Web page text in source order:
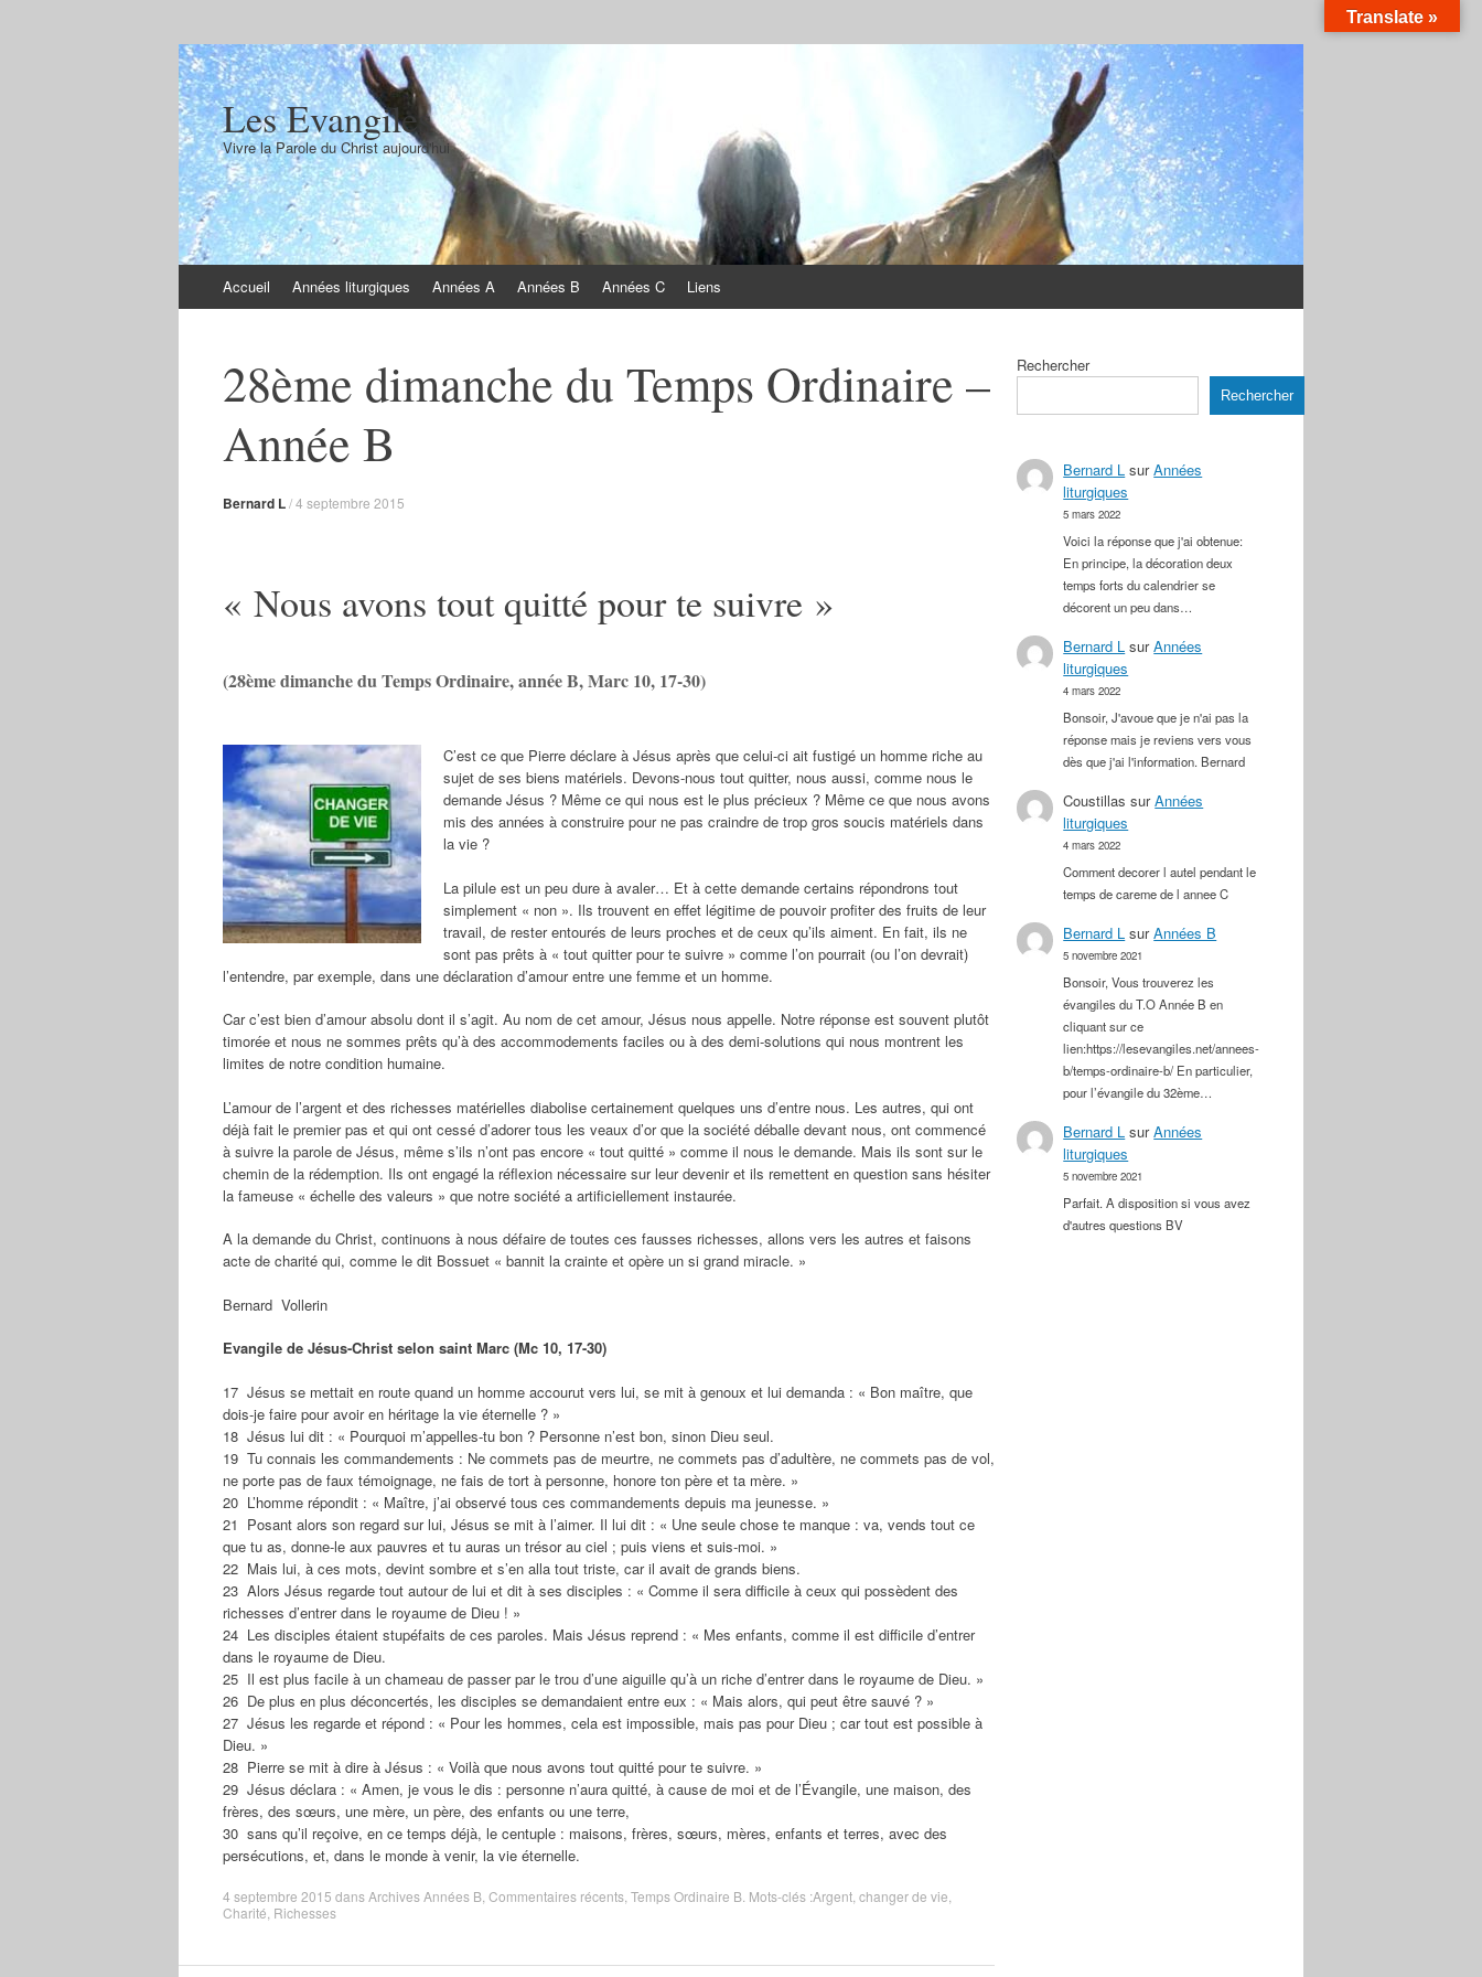
Les Evangiles
Vivre la Parole du Christ aujourd'hui
au
Accueil Années liturgiques Années A Années B Années C Liens
28ème dimanche du Temps Ordinaire –
Année B
Bernard L/4 septembre 2015
« Nous avons tout quitté pour te suivre »
(28ème dimanche du Temps Ordinaire, année B, Marc 10, 17-30)
C’est ce que Pierre déclare à Jésus après que celui-ci ait fustigé un homme riche au
sujet de ses biens matériels. Devons-nous tout quitter, nous aussi, comme nous le
demande Jésus ? Même ce qui nous est le plus précieux ? Même ce que nous avons
mis des années à construire pour ne pas craindre de trop gros soucis matériels dans
la vie ?
La pilule est un peu dure à avaler… Et à cette demande certains répondrons tout
simplement « non ». Ils trouvent en effet légitime de pouvoir profiter des fruits de leur
travail, de rester entourés de leurs proches et de ceux qu’ils aiment. En fait, ils ne
sont pas prêts à « tout quitter pour te suivre » comme l’on pourrait (ou l’on devrait)
l’entendre, par exemple, dans une déclaration d’amour entre une femme et un homme.
Car c’est bien d’amour absolu dont il s’agit. Au nom de cet amour, Jésus nous appelle. Notre réponse est souvent plutôt
timorée et nous ne sommes prêts qu’à des accommodements faciles ou à des demi-solutions qui nous montrent les
limites de notre condition humaine.
L’amour de l’argent et des richesses matérielles diabolise certainement quelques uns d’entre nous. Les autres, qui ont
déjà fait le premier pas et qui ont cessé d’adorer tous les veaux d’or que la société déballe devant nous, ont commencé
à suivre la parole de Jésus, même s’ils n’ont pas encore « tout quitté » comme il nous le demande. Mais ils sont sur le
chemin de la rédemption. Ils ont engagé la réflexion nécessaire sur leur devenir et ils remettent en question sans hésiter
la fameuse « échelle des valeurs » que notre société a artificiellement instaurée.
A la demande du Christ, continuons à nous défaire de toutes ces fausses richesses, allons vers les autres et faisons
acte de charité qui, comme le dit Bossuet « bannit la crainte et opère un si grand miracle. »
Bernard Vollerin
Evangile de Jésus-Christ selon saint Marc (Mc 10, 17-30)
17 Jésus se mettait en route quand un homme accourut vers lui, se mit à genoux et lui demanda : « Bon maître, que
dois-je faire pour avoir en héritage la vie éternelle ? »
18 Jésus lui dit : « Pourquoi m’appelles-tu bon ? Personne n’est bon, sinon Dieu seul.
19 Tu connais les commandements : Ne commets pas de meurtre, ne commets pas d’adultère, ne commets pas de vol,
ne porte pas de faux témoignage, ne fais de tort à personne, honore ton père et ta mère. »
20 L’homme répondit : « Maître, j’ai observé tous ces commandements depuis ma jeunesse. »
21 Posant alors son regard sur lui, Jésus se mit à l’aimer. Il lui dit : « Une seule chose te manque : va, vends tout ce
que tu as, donne-le aux pauvres et tu auras un trésor au ciel ; puis viens et suis-moi. »
22 Mais lui, à ces mots, devint sombre et s’en alla tout triste, car il avait de grands biens.
23 Alors Jésus regarde tout autour de lui et dit à ses disciples : « Comme il sera difficile à ceux qui possèdent des
richesses d’entrer dans le royaume de Dieu ! »
24 Les disciples étaient stupéfaits de ces paroles. Mais Jésus reprend : « Mes enfants, comme il est difficile d’entrer
dans le royaume de Dieu.
25 Il est plus facile à un chameau de passer par le trou d’une aiguille qu’à un riche d’entrer dans le royaume de Dieu. »
26 De plus en plus déconcertés, les disciples se demandaient entre eux : « Mais alors, qui peut être sauvé ? »
27 Jésus les regarde et répond : « Pour les hommes, cela est impossible, mais pas pour Dieu ; car tout est possible à
Dieu. »
28 Pierre se mit à dire à Jésus : « Voilà que nous avons tout quitté pour te suivre. »
29 Jésus déclara : « Amen, je vous le dis : personne n’aura quitté, à cause de moi et de l’Évangile, une maison, des
frères, des sœurs, une mère, un père, des enfants ou une terre,
30 sans qu’il reçoive, en ce temps déjà, le centuple : maisons, frères, sœurs, mères, enfants et terres, avec des
persécutions, et, dans le monde à venir, la vie éternelle.
4 septembre 2015 dansArchives Années B Commentaires récents Temps Ordinaire B . Mots-clés :Argent changer de vie
Charité Richesses
Rechercher
Rechercher
Bernard L surAnnées
liturgiques
5 mars 2022
Voici la réponse que j'ai obtenue:
En principe, la décoration deux
temps forts du calendrier se
décorent un peu dans…
Bernard L surAnnées
liturgiques
4 mars 2022
Bonsoir, J'avoue que je n'ai pas la
réponse mais je reviens vers vous
dès que j'ai l'information. Bernard
Coustillas surAnnées
liturgiques
4 mars 2022
Comment decorer l autel pendant le
temps de careme de l annee C
Bernard L surAnnées B
5 novembre 2021
Bonsoir, Vous trouverez les
évangiles du T.O Année B en
cliquant sur ce
lien:https://lesevangiles.net/annees-
b/temps-ordinaire-b/ En particulier,
pour l’évangile du 32ème…
Bernard L surAnnées
liturgiques
5 novembre 2021
Parfait. A disposition si vous avez
d'autres questions BV
Translate »